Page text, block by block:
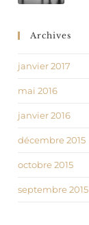
Archives
janvier 2017
mai 2016
janvier 2016
décembre 2015
octobre 2015
septembre 2015